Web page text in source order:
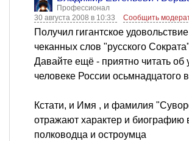
Профессионал
30 августа 2008 в 10:33
Сообщить
Получил гигантское
чеканных слов "русского
Давайте ещё - приятно читать
человеке России осьмнадцатого
Кстати, и Имя , и фамилия
отражают характер и биографию
полководца и остроумца